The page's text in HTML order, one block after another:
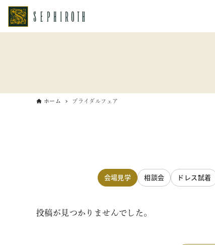
ホーム ブライダルフェア
会場見学 相談会 ドレス試着
投稿が見つかりませんでした。